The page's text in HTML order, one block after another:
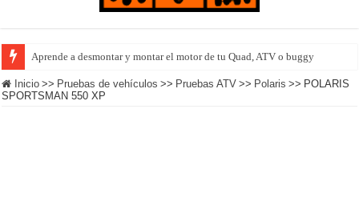
Aprende a desmontar y montar el motor de tu Quad, ATV o buggy
Equipo femenino Polaris completa el Outlanding 2022 en Islandia
Inicio >> Pruebas de vehículos >> Pruebas ATV >> Polaris >> POLARIS
SPORTSMAN 550 XP